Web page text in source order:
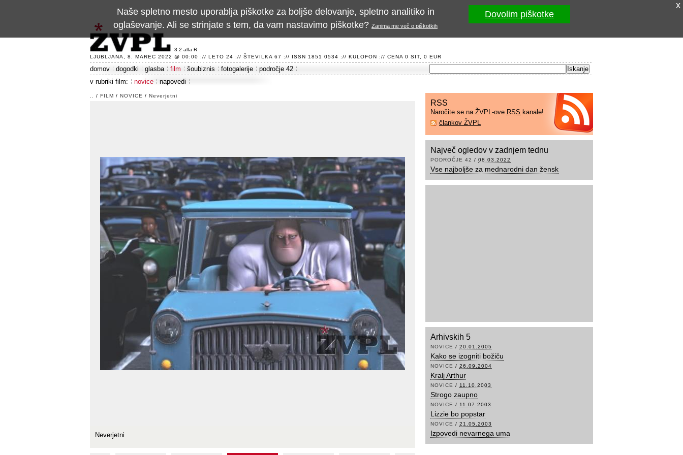
3.2 alfa R
LJUBLJANA, 8. MAREC 2022 @ 00:00 :// LETO 24 :// ŠTEVILKA 67 :// ISSN 1851 0534 :// KULOFON :// CENA 0 SIT, 0 EUR
domov dogodki glasba film šoubiznis fotogalerije
področje 42
v rubriki film:
novice napovedi
/ FILM / NOVICE / Neverjetni
Neverjetni
RSS
Naročite se na ŽVPL-ove RSS kanale!
člankov ŽVPL
Največ ogledov v zadnjem tednu
PODROČJE 42 / 08.03.2022
Vse najboljše za mednarodni dan žensk
Arhivskih 5
NOVICE / 20.01.2005
Kako se izogniti božiču
NOVICE / 26.09.2004
Kralj Arthur
NOVICE / 11.10.2003
Strogo zaupno
NOVICE / 11.07.2003
Lizzie bo popstar
NOVICE / 21.05.2003
Izpovedi nevarnega uma
x
Naše spletno mesto uporablja piškotke za boljše delovanje, spletno analitiko in
oglaševanje. Ali se strinjate s tem, da vam nastavimo piškotke? Zanima me več o piškotkih
Dovolim piškotke